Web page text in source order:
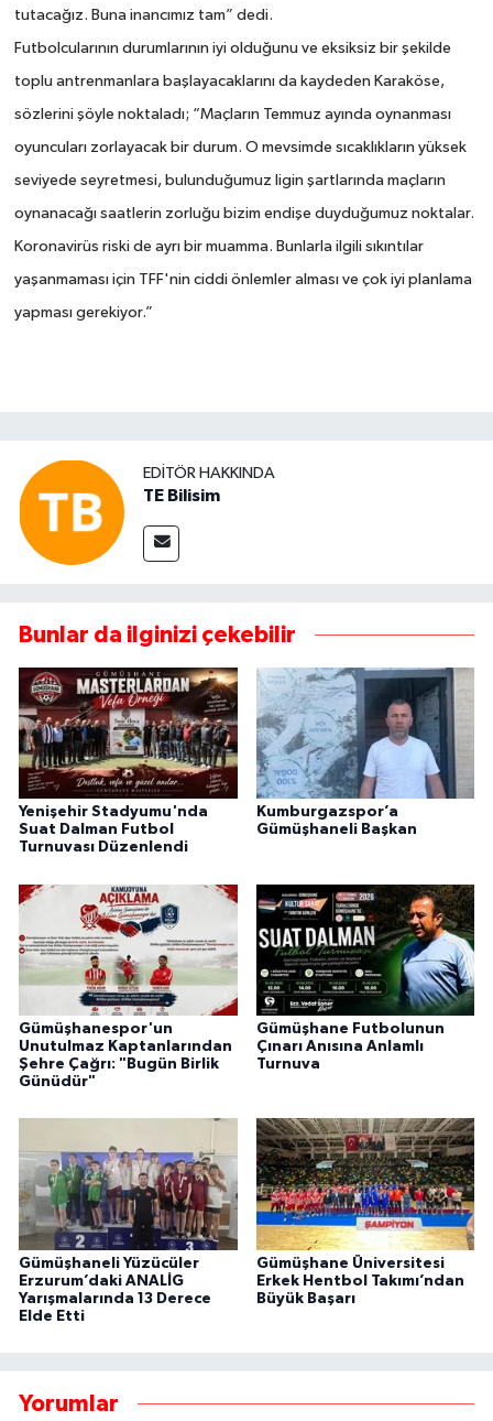
tutacağız. Buna inancımız tam” dedi.
Futbolcularının durumlarının iyi olduğunu ve eksiksiz bir şekilde
toplu antrenmanlara başlayacaklarını da kaydeden Karaköse,
sözlerini şöyle noktaladı; “Maçların Temmuz ayında oynanması
oyuncuları zorlayacak bir durum. O mevsimde sıcaklıkların yüksek
seviyede seyretmesi, bulunduğumuz ligin şartlarında maçların
oynanacağı saatlerin zorluğu bizim endişe duyduğumuz noktalar.
Koronavirüs riski de ayrı bir muamma. Bunlarla ilgili sıkıntılar
yaşanmaması için TFF'nin ciddi önlemler alması ve çok iyi planlama
yapması gerekiyor.”
EDITÖR HAKKINDA
TE Bilisim
Bunlar da ilginizi çekebilir
Yenişehir Stadyumu'nda
Suat Dalman Futbol
Turnuvası Düzenlendi
Kumburgazspor’a
Gümüşhaneli Başkan
Gümüşhanespor'un
Unutulmaz Kaptanlarından
Şehre Çağrı: "Bugün Birlik
Günüdür"
Gümüşhane Futbolunun
Çınarı Anısına Anlamlı
Turnuva
Gümüşhaneli Yüzücüler
Erzurum’daki ANALİG
Yarışmalarında 13 Derece
Elde Etti
Gümüşhane Üniversitesi
Erkek Hentbol Takımı’ndan
Büyük Başarı
Yorumlar